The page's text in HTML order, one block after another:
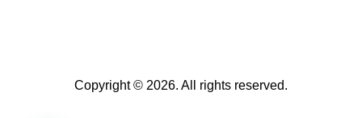
Copyright © 2026. All rights reserved.